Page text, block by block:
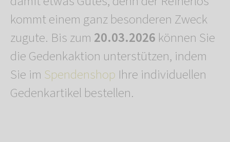
kommt einem ganz besonderen Zweck
zugute. Bis zum 20.03.2026 können Sie
die Gedenkaktion unterstützen, indem
Sie im Spendenshop Ihre individuellen
Gedenkartikel bestellen.